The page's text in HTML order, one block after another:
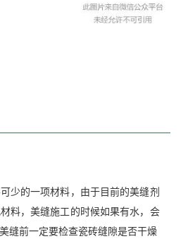
少的一项材料，由于目前的美缝剂
料，美缝施工的时候如果有水，会
缝前一定要检查瓷砖缝隙是否干燥